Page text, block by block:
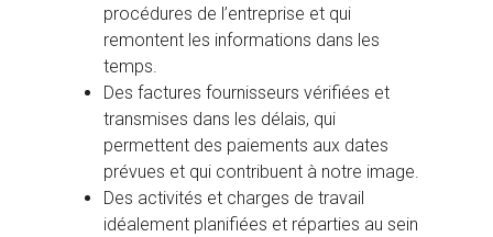
procédures de l’entreprise et qui
remontent les informations dans les
temps.
Des factures fournisseurs vérifiées et
transmises dans les délais, qui
permettent des paiements aux dates
prévues et qui contribuent à notre image.
Des activités et charges de travail
idéalement planifiées et réparties au sein